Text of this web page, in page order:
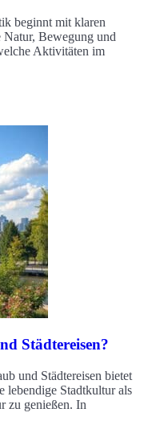
beginnt mit klaren
Natur, Bewegung und
Aktivitäten im
Städtereisen?
und Städtereisen bietet
lebendige Stadtkultur als
zu genießen. In